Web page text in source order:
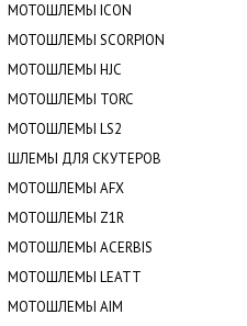
МОТОШЛЕМЫ ICON
МОТОШЛЕМЫ SCORPION
МОТОШЛЕМЫ HJC
МОТОШЛЕМЫ TORC
МОТОШЛЕМЫ LS2
ШЛЕМЫ ДЛЯ СКУТЕРОВ
МОТОШЛЕМЫ AFX
МОТОШЛЕМЫ Z1R
МОТОШЛЕМЫ ACERBIS
МОТОШЛЕМЫ LEATT
МОТОШЛЕМЫ AIM